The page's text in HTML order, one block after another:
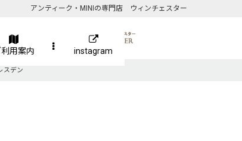
アンティーク・MINIの専門店 ウィンチェスター
利用案内 instagram
スデン